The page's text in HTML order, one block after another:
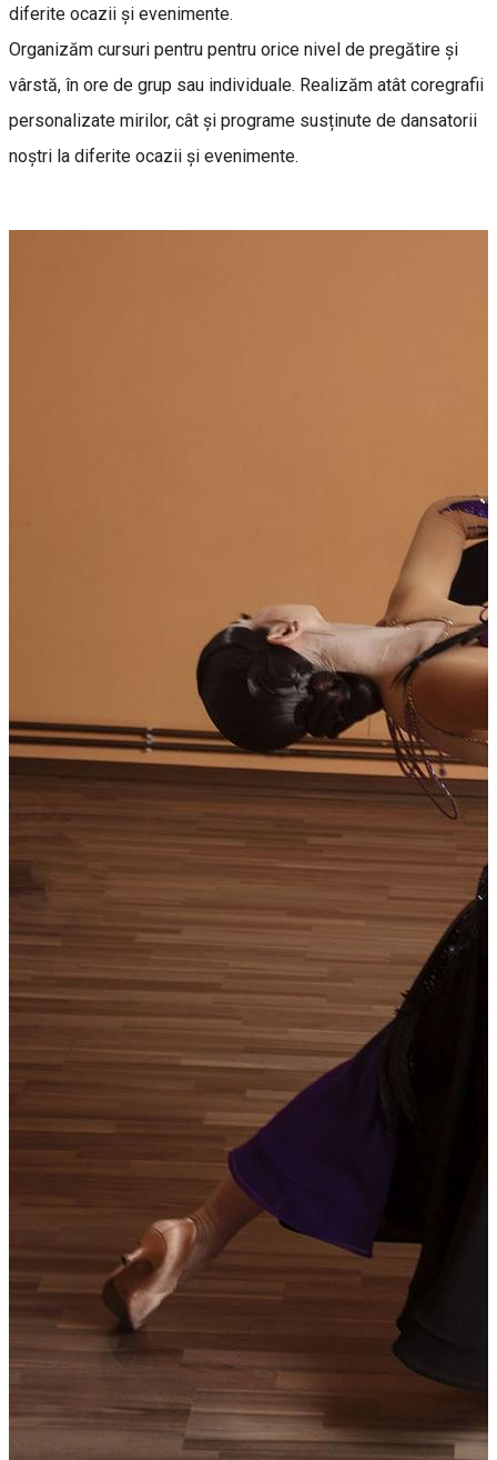
diferite ocazii și evenimente.
Organizăm cursuri pentru pentru orice nivel de pregătire și
vârstă, în ore de grup sau individuale. Realizăm atât coregrafii
personalizate mirilor, cât și programe susținute de dansatorii
noștri la diferite ocazii și evenimente.